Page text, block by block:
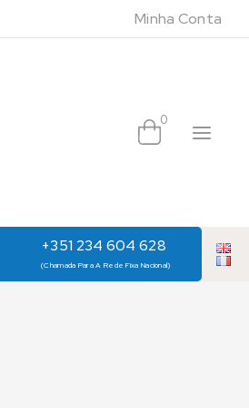
Minha Conta
0
+351 234 604 628
(Chamada Para A Rede Fixa Nacional)